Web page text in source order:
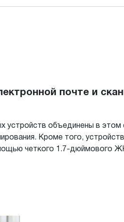
почте и
объединены в этом
Кроме того,
четкого 1.7-дюймового